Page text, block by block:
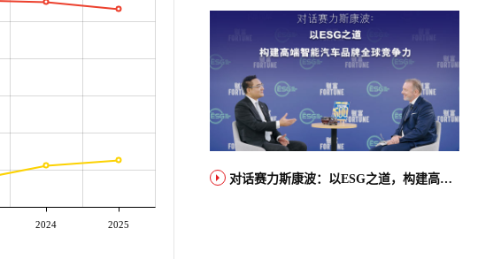
2024 2025
对话赛力斯康波：以ESG之道，构建高端智能汽车品牌全球竞争力